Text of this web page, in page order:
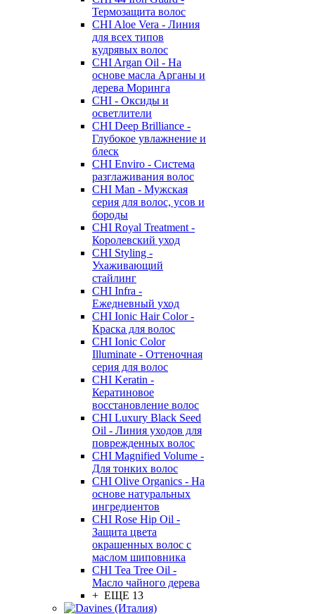
Термозащита волос
CHI Aloe Vera - Линия
для всех типов
кудрявых волос
CHI Argan Oil - На
основе масла Арганы и
дерева Моринга
CHI - Оксиды и
осветлители
CHI Deep Brilliance -
Глубокое увлажнение и
блеск
CHI Enviro - Система
разглаживания волос
CHI Man - Мужская
серия для волос, усов и
бороды
CHI Royal Treatment -
Королевский уход
CHI Styling -
Ухаживающий
стайлинг
CHI Infra -
Ежедневный уход
CHI Ionic Hair Color -
Краска для волос
CHI Ionic Color
Illuminate - Оттеночная
серия для волос
CHI Keratin -
Кератиновое
восстановление волос
CHI Luxury Black Seed
Oil - Линия уходов для
поврежденных волос
CHI Magnified Volume -
Для тонких волос
CHI Olive Organics - На
основе натуральных
ингредиентов
CHI Rose Hip Oil -
Защита цвета
окрашенных волос с
маслом шиповника
CHI Tea Tree Oil -
Масло чайного дерева
+ ЕЩЕ 13